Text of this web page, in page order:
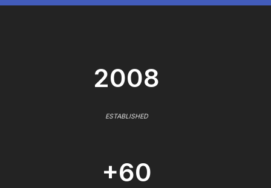
2008
ESTABLISHED
+60